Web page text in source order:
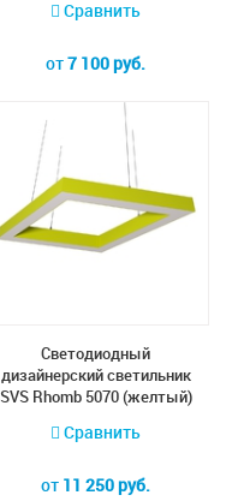
Сравнить
от7 100 руб.
Cветодиодный
дизайнерский светильник
SVS Rhomb 5070 (желтый)
Сравнить
от 11 250 руб.